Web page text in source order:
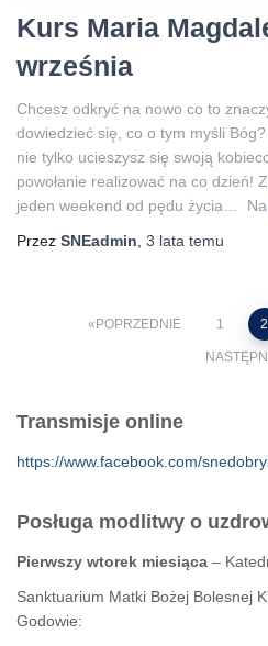
Kurs Maria
września
Chcesz odkryć na nowo co to
dowiedzieć się, co o tym myśli
nie tylko ucieszysz się swoją
powołanie realizować na co dzień!
jeden weekend od pędu życia… Na
Przez SNEadmin, 3 lata temu
Stronicowanie
POPRZEDNIE 1 2
Transmisje online
https://www.facebook.com/
Posługa modlitwy o
Pierwszy wtorek miesiąca –
Sanktuarium Matki Bożej Bolesnej
Godowie: